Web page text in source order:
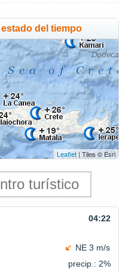
estado del tiempo
Leaflet | Tiles © Esri
04:22
NE 3 m/s
precip.: 2%